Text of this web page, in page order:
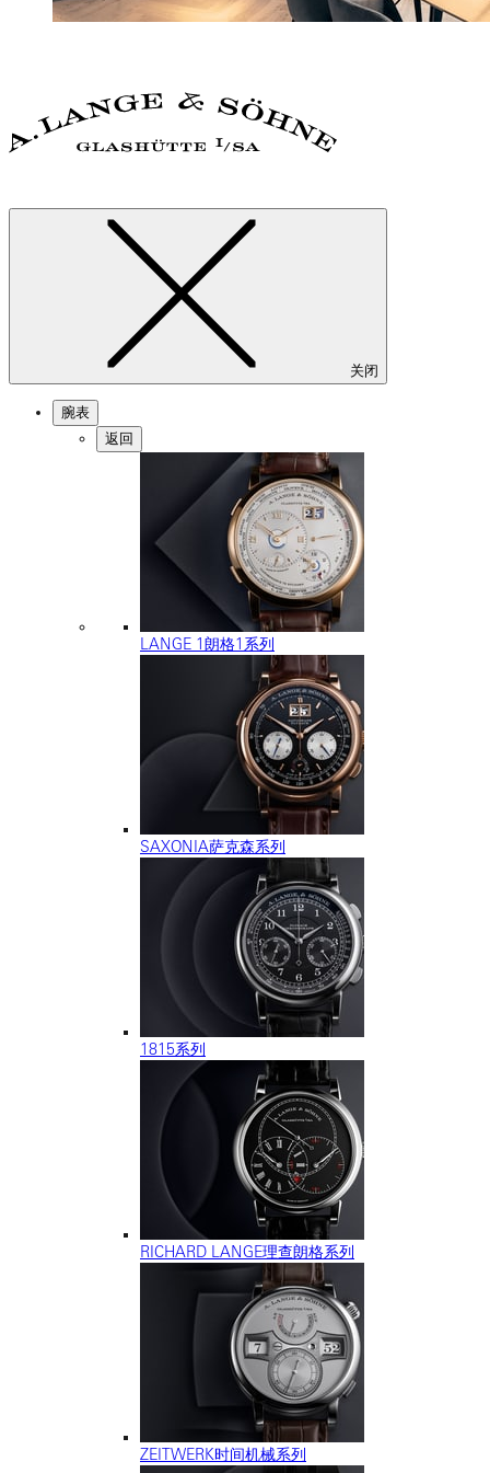
关闭
腕表
返回
LANGE 1朗格1系列
SAXONIA萨克森系列
1815系列
RICHARD LANGE理查朗格系列
ZEITWERK时间机械系列